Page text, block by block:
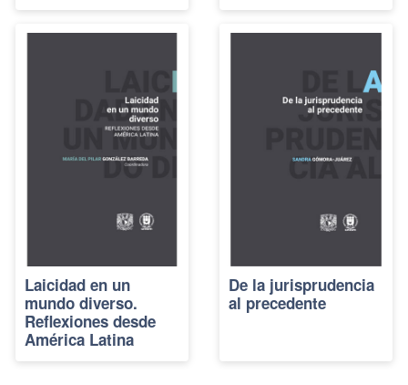
Laicidad en un
mundo diverso.
Reflexiones desde
América Latina
De la jurisprudencia
al precedente